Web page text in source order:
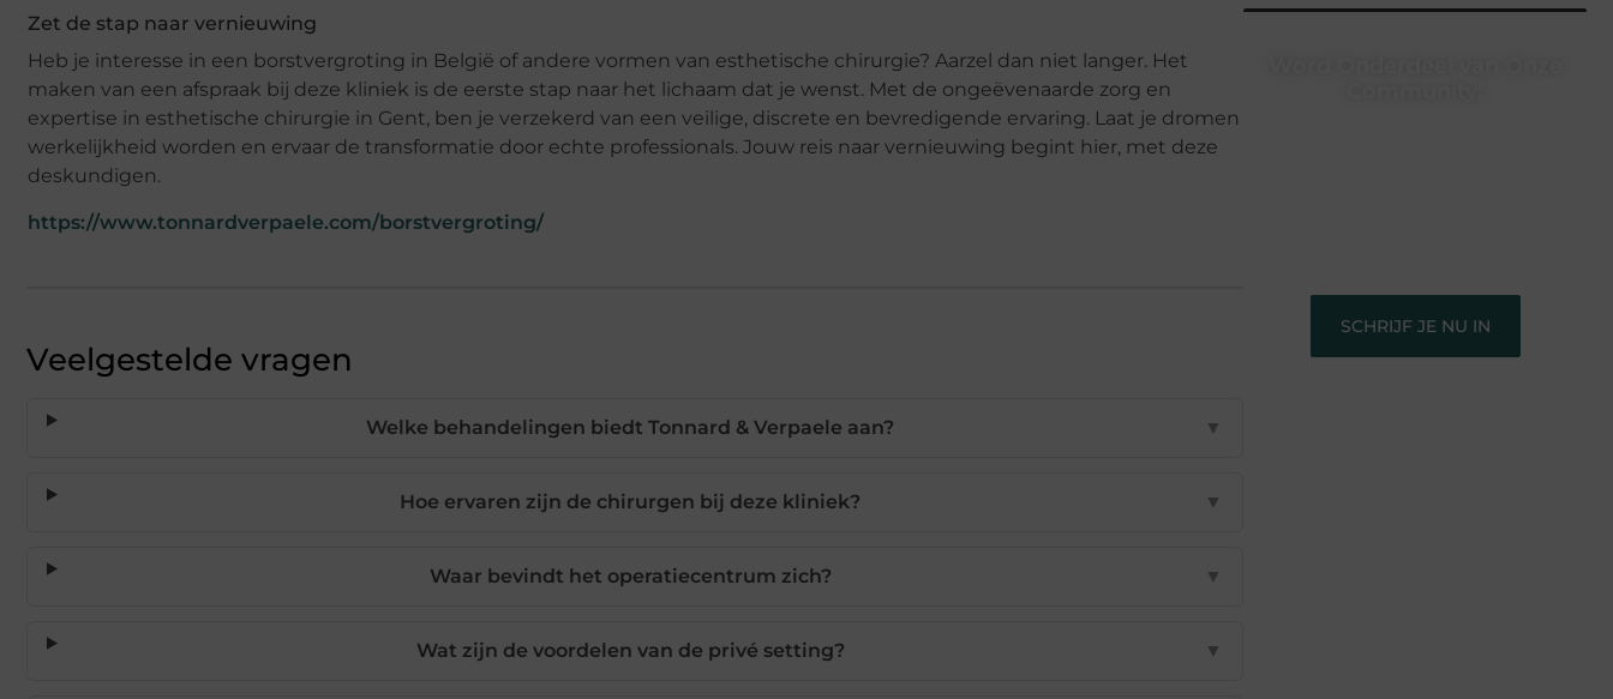
Zet de stap naar vernieuwing
Heb je interesse in een borstvergroting in België of andere vormen van esthetische chirurgie? Aarzel dan niet langer. Het
maken van een afspraak bij deze kliniek is de eerste stap naar het lichaam dat je wenst. Met de ongeëvenaarde zorg en
expertise in esthetische chirurgie in Gent, ben je verzekerd van een veilige, discrete en bevredigende ervaring. Laat je dromen
werkelijkheid worden en ervaar de transformatie door echte professionals. Jouw reis naar vernieuwing begint hier, met deze
deskundigen.
https://www.tonnardverpaele.com/borstvergroting/
Veelgestelde vragen
Welke behandelingen biedt Tonnard & Verpaele aan? ▼
Hoe ervaren zijn de chirurgen bij deze kliniek? ▼
Waar bevindt het operatiecentrum zich? ▼
Wat zijn de voordelen van de privé setting? ▼
SCHRIJF JE NU IN